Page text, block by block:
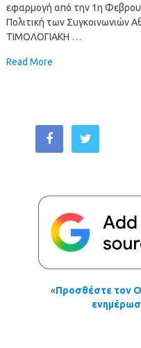
εφαρμογή από την 1η
Πολιτική των Συγκοινωνιών
ΤΙΜΟΛΟΓΙΑΚΗ …
Read More
«Προσθέστε τον